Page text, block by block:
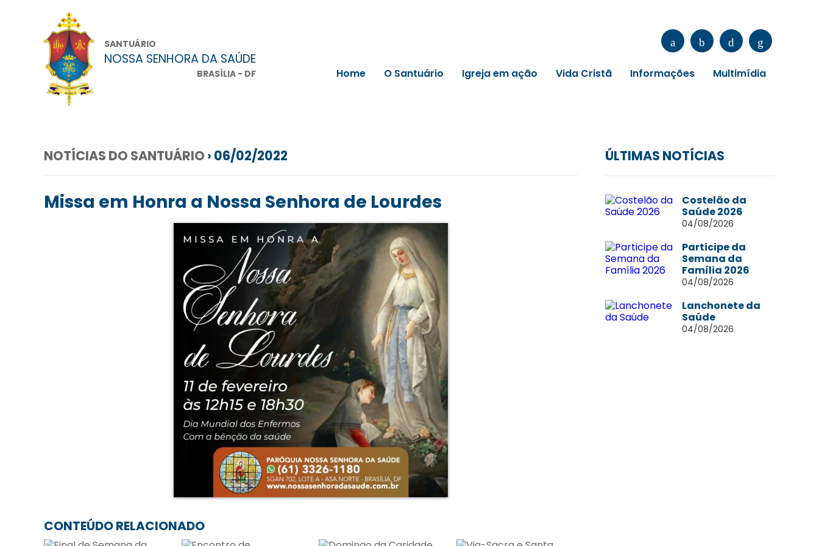
SANTUÁRIO
NOSSA SENHORA DA SAÚDE
BRASÍLIA - DF Home O Santuário Igreja em ação Vida Cristã Informações Multimídia
NOTÍCIAS DO SANTUÁRIO › 06/02/2022
Missa em Honra a Nossa Senhora de Lourdes
CONTEÚDO RELACIONADO
ÚLTIMAS NOTÍCIAS
Costelão da
Saúde 2026
04/08/2026
Participe da
Semana da
Família 2026
04/08/2026
Lanchonete da
Saúde
04/08/2026